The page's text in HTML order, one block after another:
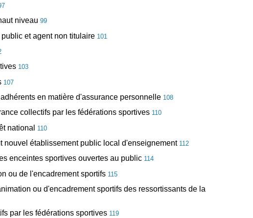
niveau 99
et agent non titulaire 101
103
107
en matière d'assurance personnelle108
collectifs par les fédérations sportives110
national 110
établissement public local d'enseignement112
enceintes sportives ouvertes au public114
ou de l'encadrement sportifs115
ou d'encadrement sportifs des ressortissants de la
par les fédérations sportives119